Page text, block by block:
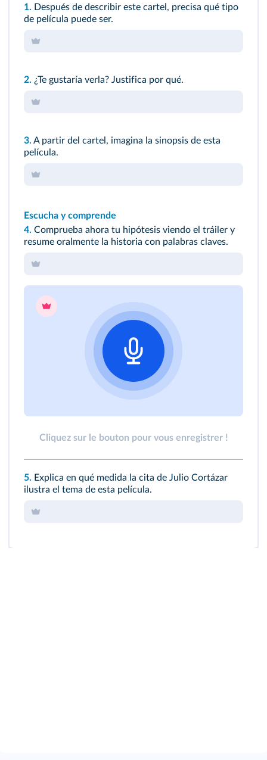
1. Después de describir este cartel, precisa qué tipo
de película puede ser.
2. ¿Te gustaría verla? Justifica por qué.
3. A partir del cartel, imagina la sinopsis de esta
película.
Escucha y comprende
4. Comprueba ahora tu hipótesis viendo el tráiler y
resume oralmente la historia con palabras claves.
Cliquez sur le bouton pour vous enregistrer !
5. Explica en qué medida la cita de Julio Cortázar
ilustra el tema de esta película.